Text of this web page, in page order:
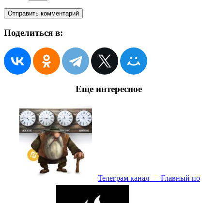
Поделиться в:
Еще интересное
Телеграм канал — Главный по